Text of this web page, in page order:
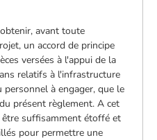
avant toute
un accord de principe
versées à l'appui de la
relatifs à l'infrastructure
à engager, que le
présent règlement. A cet
suffisamment étoffé et
pour permettre une